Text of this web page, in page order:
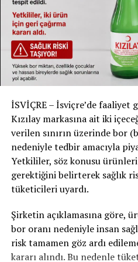
İSVİÇRE – İsviçre’de faaliyet
Kızılay markasına ait iki
verilen sınırın üzerinde bor
nedeniyle tedbir amacıyla
Yetkililer, söz konusu
gerektiğini belirterek sağlık
tüketicileri uyardı.
Şirketin açıklamasına göre,
bor oranı nedeniyle insan
risk tamamen göz ardı
kararı alındı. Bu nedenle